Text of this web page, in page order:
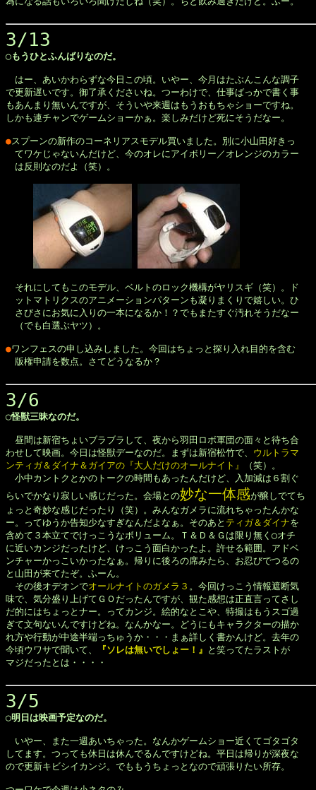
3/13
◯もうひとふんばりなのだ。
はー、あいかわらずな今日この頃。いやー、今月はたぶんこんな調子
で更新遅いです。御了承くださいね。つーわけで、仕事ばっかで書く事
もあんまり無いんですが、そういや来週はもうおもちゃショーですね。
しかも連チャンでゲームショーかぁ。楽しみだけど死にそうだなー。
●スプーンの新作のコーネリアスモデル買いました。別に小山田好きっ
てワケじゃないんだけど、今のオレにアイボリー／オレンジのカラー
は反則なのだよ（笑）。
それにしてもこのモデル、ベルトのロック機構がヤリスギ（笑）。ド
ットマトリクスのアニメーションパターンも凝りまくりで嬉しい。ひ
さびさにお気に入りの一本になるか！？でもまたすぐ汚れそうだなー
（でも白選ぶヤツ）。
●ワンフェスの申し込みしました。今回はちょっと探り入れ目的を含む
版権申請を数点。さてどうなるか？
3/6
◯怪獣三昧なのだ。
昼間は新宿ちょいブラブラして、夜から羽田ロボ軍団の面々と待ち合
わせして映画。今日は怪獣デーなのだ。まずは新宿松竹で、 ウルトラマ
ンティガ＆ダイナ＆ガイアの『大人だけのオールナイト』
（笑）。
小中カントクとかのトークの時間もあったんだけど、入加減は６割ぐ
らいでかなり寂しい感じだった。会場との妙な一体感が醸しでてち
ょっと奇妙な感じだったり（笑）。みんなガメラに流れちゃったんかな
ー。ってゆうか告知少なすぎなんだよなぁ。そのあと ティガ＆ダイナを
含めて３本立てでけっこうなボリューム。Ｔ＆Ｄ＆Ｇは限り無く◯オチ
に近いカンジだったけど、けっこう面白かったよ。許せる範囲。アドベ
ンチャーかっこいかったなぁ。帰りに後ろの席みたら、お忍びでつるの
と山田が来てたぞ。ふーん。
その後オデオンでオールナイトのガメラ３ 。今回けっこう情報遮断気
味で、気分盛り上げてＧＯだったんですが、観た感想は正直言ってさし
だ的にはちょっとナー。ってカンジ。絵的なとこや、特撮はもうスゴ過
ぎて文句ないんですけどね。なんかなー。どうにもキャラクターの描か
れ方や行動が中途半端っちゅうか・・・まぁ詳しく書かんけど。去年の
今頃ウワサで聞いて、
『ソレは無いでしょー！』 と笑ってたラストが
マジだったとは・・・・
3/5
◯明日は映画予定なのだ。
いやー、また一週あいちゃった。なんかゲームショー近くてゴタゴタ
してます。つっても休日は休んでるんですけどね。平日は帰りが深夜な
ので更新キビシイカンジ。でももうちょっとなので頑張りたい所存。